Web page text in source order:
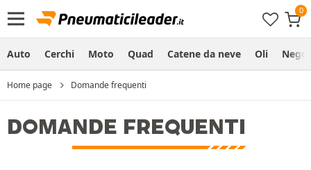
Auto Cerchi Moto Quad Catene da neve Oli
Home page Domande frequenti
DOMANDE FREQUENTI